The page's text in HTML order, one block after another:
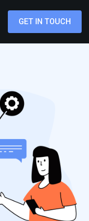
GET IN TOUCH